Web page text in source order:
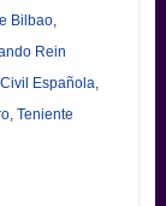
Bilbao,
Rein
Española,
, Teniente